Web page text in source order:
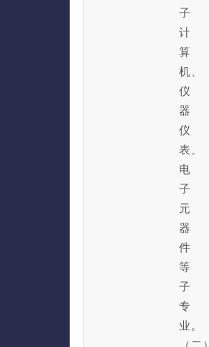
子
计
算
机、
仪
器
仪
表、
电
子
元
器
件
等
子
专
业。